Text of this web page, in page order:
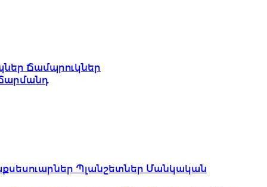
Ճամպրուկներ
Պլանշետներ Մանկական